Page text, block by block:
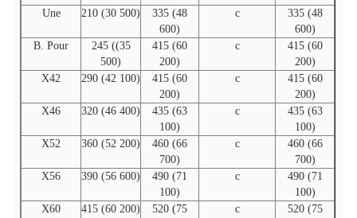
Une
210 (30 500)
335 (48
600)
c
335 (48
600)
B. Pour
245 ((35
500)
415 (60
200)
c
415 (60
200)
X42
290 (42 100)
415 (60
200)
c
415 (60
200)
X46
320 (46 400)
435 (63
100)
c
435 (63
100)
X52
360 (52 200)
460 (66
700)
c
460 (66
700)
X56
390 (56 600)
490 (71
100)
c
490 (71
100)
X60
415 (60 200)
520 (75
c
520 (75